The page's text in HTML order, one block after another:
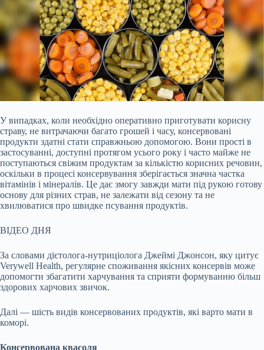
У випадках, коли необхідно оперативно приготувати корисну
страву, не витрачаючи багато грошей і часу, консервовані
продукти здатні стати справжньою допомогою. Вони прості в
застосуванні, доступні протягом усього року і часто майже не
поступаються свіжим продуктам за кількістю корисних речовин,
оскільки в процесі консервування зберігається значна частка
вітамінів і мінералів. Це дає змогу завжди мати під рукою готову
основу для різних страв, не залежати від сезону та не
хвилюватися про швидке псування продуктів.
ВІДЕО ДНЯ
За словами дієтолога-нутриціолога Джеймі Джонсон, яку цитує
Verywell Health, регулярне споживання якісних консервів може
допомогти збагатити харчування та сприяти формуванню більш
здорових харчових звичок.
Далі — шість видів консервованих продуктів, які варто мати в
коморі.
Консервована квасоля